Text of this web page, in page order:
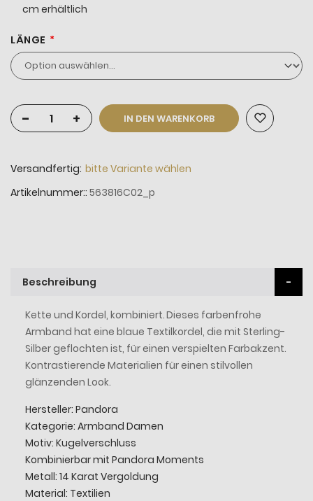
cm erhältlich
LÄNGE
- + IN DEN WARENKORB
Versandfertig: bitte Variante wählen
Artikelnummer: 563816C02_p
Beschreibung
Kette und Kordel, kombiniert. Dieses farbenfrohe
Armband hat eine blaue Textilkordel, die mit Sterling-
Silber geflochten ist, für einen verspielten Farbakzent.
Kontrastierende Materialien für einen stilvollen
glänzenden Look.
Hersteller: Pandora
Kategorie: Armband Damen
Motiv: Kugelverschluss
Kombinierbar mit Pandora Moments
Metall: 14 Karat Vergoldung
Material: Textilien